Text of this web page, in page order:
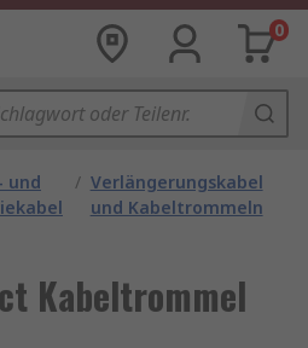
0
und
/ Verlängerungskabel
und Kabeltrommeln
Kabeltrommel